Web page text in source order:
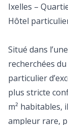
Ixelles –
Hôtel
Situé dans
recherchées
particulier
plus stricte
m² habitables,
ampleur rare,